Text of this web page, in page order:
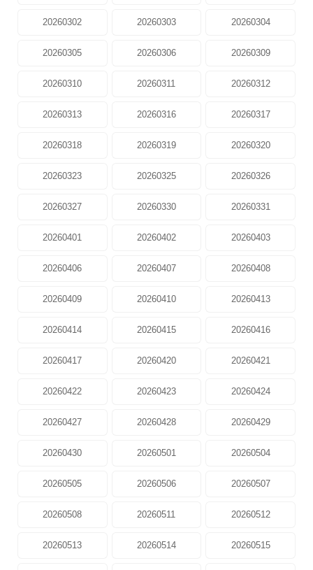
20260302 20260303 20260304
20260305 20260306 20260309
20260310 20260311 20260312
20260313 20260316 20260317
20260318 20260319 20260320
20260323 20260325 20260326
20260327 20260330 20260331
20260401 20260402 20260403
20260406 20260407 20260408
20260409 20260410 20260413
20260414 20260415 20260416
20260417 20260420 20260421
20260422 20260423 20260424
20260427 20260428 20260429
20260430 20260501 20260504
20260505 20260506 20260507
20260508 20260511 20260512
20260513 20260514 20260515